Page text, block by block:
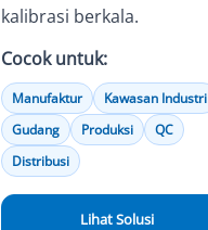
kalibrasi berkala.
Cocok untuk:
Manufaktur
Kawasan Industri
Gudang
Produksi
QC
Distribusi
Lihat Solusi